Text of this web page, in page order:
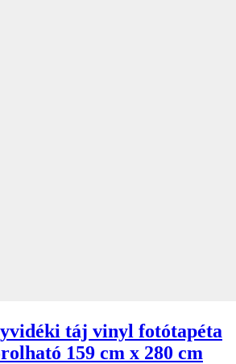
táj vinyl fotótapéta
159 cm x 280 cm